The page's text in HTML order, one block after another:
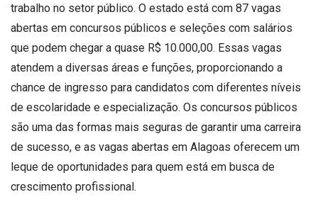
trabalho no setor público. O estado está com 87 vagas
abertas em concursos públicos e seleções com salários
que podem chegar a quase R$ 10.000,00. Essas vagas
atendem a diversas áreas e funções, proporcionando a
chance de ingresso para candidatos com diferentes níveis
de escolaridade e especialização. Os concursos públicos
são uma das formas mais seguras de garantir uma carreira
de sucesso, e as vagas abertas em Alagoas oferecem um
leque de oportunidades para quem está em busca de
crescimento profissional.